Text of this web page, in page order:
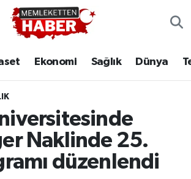
Ekonomi Sağlık Dünya
Naklinde 25.
düzenlendi